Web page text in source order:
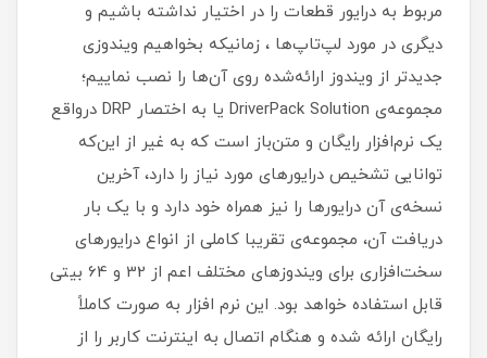
مربوط به درایور قطعات را در اختیار نداشته باشیم و
دیگری در مورد لپ‌تاپ‌ها ، زمانیکه بخواهیم ویندوزی
جدیدتر از ویندوز ارائه‌شده روی آن‌ها را نصب نماییم؛
مجموعه‌ی DriverPack Solution یا به اختصار DRP درواقع
یک نرم‌افزار رایگان و متن‌باز است که به غیر از این‌که
توانایی تشخیص درایورهای مورد نیاز را دارد، آخرین
نسخه‌ی آن درایورها را نیز همراه خود دارد و با یک بار
دریافت آن، مجموعه‌ی تقریبا کاملی از انواع درایورهای
سخت‌افزاری برای ویندوزهای مختلف اعم از 32 و 64 بیتی
قابل استفاده خواهد بود. این نرم افزار به صورت کاملاً
رایگان ارائه شده و هنگام اتصال به اینترنت کاربر را از